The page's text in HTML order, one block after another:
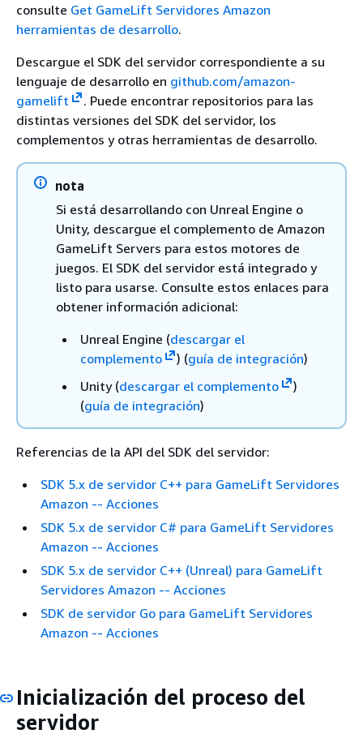
consulte Get GameLift Servidores Amazon
herramientas de desarrollo.
Descargue el SDK del servidor correspondiente a su
lenguaje de desarrollo en github.com/amazon-
gamelift
. Puede encontrar repositorios para las
distintas versiones del SDK del servidor, los
complementos y otras herramientas de desarrollo.
nota
Si está desarrollando con Unreal Engine o
Unity, descargue el complemento de Amazon
GameLift Servers para estos motores de
juegos. El SDK del servidor está integrado y
listo para usarse. Consulte estos enlaces para
obtener información adicional:
Unreal Engine (descargar el
complemento
) (guía de integración)
Unity (descargar el complemento
)
(guía de integración)
Referencias de la API del SDK del servidor:
SDK 5.x de servidor C++ para GameLift Servidores
Amazon -- Acciones
SDK 5.x de servidor C# para GameLift Servidores
Amazon -- Acciones
SDK 5.x de servidor C++ (Unreal) para GameLift
Servidores Amazon -- Acciones
SDK de servidor Go para GameLift Servidores
Amazon -- Acciones
Inicialización del proceso del
servidor